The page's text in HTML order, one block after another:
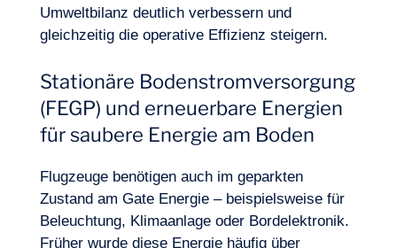
Umweltbilanz deutlich verbessern und
gleichzeitig die operative Effizienz steigern.
Stationäre Bodenstromversorgung
(FEGP) und erneuerbare Energien
für saubere Energie am Boden
Flugzeuge benötigen auch im geparkten
Zustand am Gate Energie – beispielsweise für
Beleuchtung, Klimaanlage oder Bordelektronik.
Früher wurde diese Energie häufig über